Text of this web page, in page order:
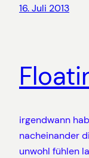
16. Juli 2013
irgendwann
nacheinander
unwohl fühlen